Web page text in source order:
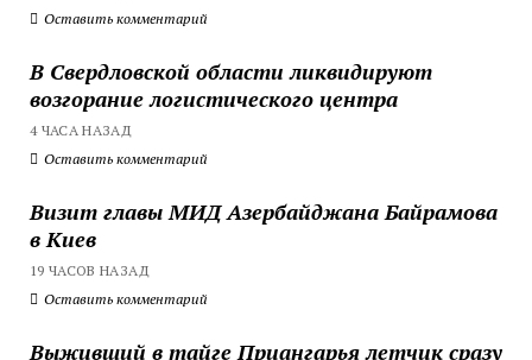
Оставить комментарий
В Свердловской области ликвидируют
возгорание логистического центра
4 ЧАСА НАЗАД
Оставить комментарий
Визит главы МИД Азербайджана Байрамова
в Киев
19 ЧАСОВ НАЗАД
Оставить комментарий
Выживший в тайге Приангарья летчик сразу